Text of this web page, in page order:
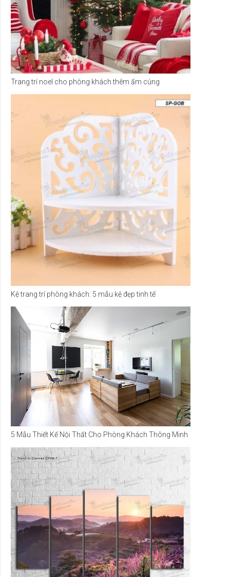
Trang trí noel cho phòng khách thêm ấm cúng
Kệ trang trí phòng khách: 5 mẫu kệ đẹp tinh tế
5 Mẫu Thiết Kế Nội Thất Cho Phòng Khách Thông Minh